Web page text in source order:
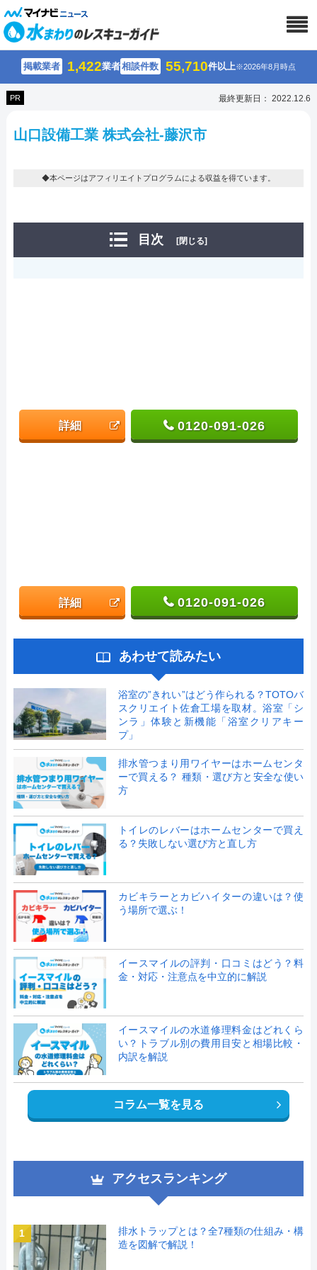
掲載業者 1,422業者相談件数 55,710件以上※2026年8月時点
PR 最終更新日： 2022.12.6
山口設備工業 株式会社-藤沢市
◆本ページはアフィリエイトプログラムによる収益を得ています。
目次 [閉じる]
詳細 0120-091-026
詳細 0120-091-026
あわせて読みたい
浴室の”きれい”はどう作られる？TOTOバ
スクリエイト佐倉工場を取材。浴室「シ
ンラ」体験と新機能「浴室クリアキー
プ」
排水管つまり用ワイヤーはホームセンタ
ーで買える？ 種類・選び方と安全な使い
方
トイレのレバーはホームセンターで買え
る？失敗しない選び方と直し方
カビキラーとカビハイターの違いは？使
う場所で選ぶ！
イースマイルの評判・口コミはどう？料
金・対応・注意点を中立的に解説
イースマイルの水道修理料金はどれくら
い？トラブル別の費用目安と相場比較・
内訳を解説
コラム一覧を見る
アクセスランキング
1
排水トラップとは？全7種類の仕組み・構
造を図解で解説！